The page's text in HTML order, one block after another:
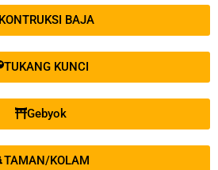
KONTRUKSI BAJA
TUKANG KUNCI
Gebyok
TAMAN/KOLAM